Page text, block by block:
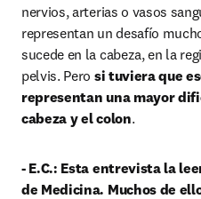
nervios, arterias o vasos
representan un desafío
sucede en la cabeza, en la
pelvis. Pero si tuviera que
representan una mayor
cabeza y el colon.
- E.C.: Esta entrevista la
de Medicina. Muchos de